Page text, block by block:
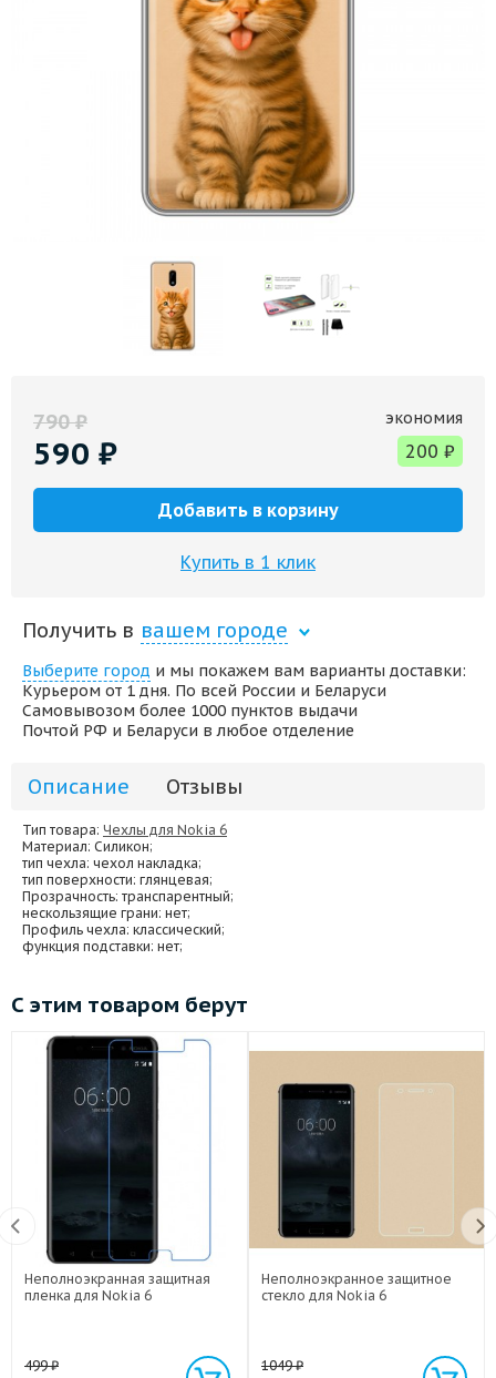
790₽
590 ₽
экономия
200 ₽
Добавить в корзину
Купить в 1 клик
Получить в вашем городе
Выберите город и мы покажем вам варианты доставки:
Курьером от 1 дня. По всей России и Беларуси
Самовывозом более 1000 пунктов выдачи
Почтой РФ и Беларуси в любое отделение
Описание Отзывы
Тип товара: Чехлы для Nokia 6
Материал: Силикон;
тип чехла: чехол накладка;
тип поверхности: глянцевая;
Прозрачность: транспарентный;
нескользящие грани: нет;
Профиль чехла: классический;
функция подставки: нет;
С этим товаром берут
Неполноэкранная защитная
пленка для Nokia 6
499₽
Неполноэкранное защитное
стекло для Nokia 6
1049₽